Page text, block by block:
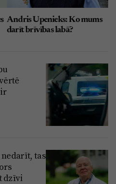
Andris Upenieks: Ko mums
darīt brīvības labā?
tas
dzīvi